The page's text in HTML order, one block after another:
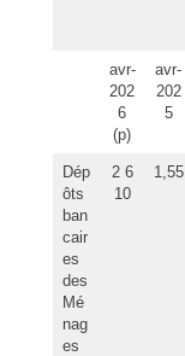
avr-
202
6
(p)
avr-
202
5
Dép
ôts
ban
cair
es
des
Mé
nag
es
2 6
10
1,55